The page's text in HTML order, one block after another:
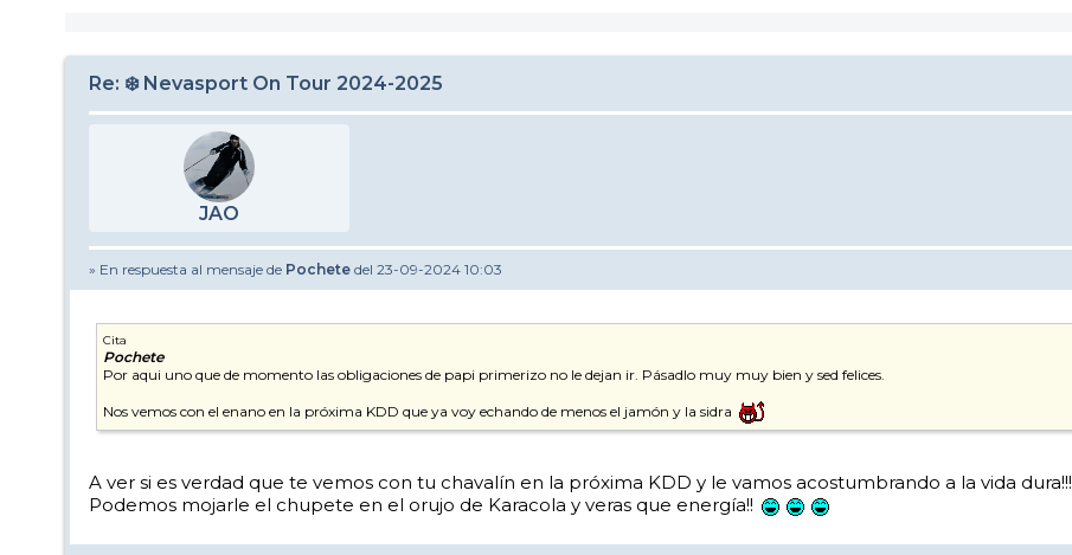
Re: ❄️ Nevasport On Tour 2024-2025
JAO
» En respuesta al mensaje de Pochete del 23-09-2024 10:03
Cita
Pochete
Por aqui uno que de momento las obligaciones de papi primerizo no le dejan ir. Pásadlo muy muy bien y sed felices.
Nos vemos con el enano en la próxima KDD que ya voy echando de menos el jamón y la sidra
A ver si es verdad que te vemos con tu chavalín en la próxima KDD y le vamos acostumbrando a la vida dura!!!
Podemos mojarle el chupete en el orujo de Karacola y veras que energía!!